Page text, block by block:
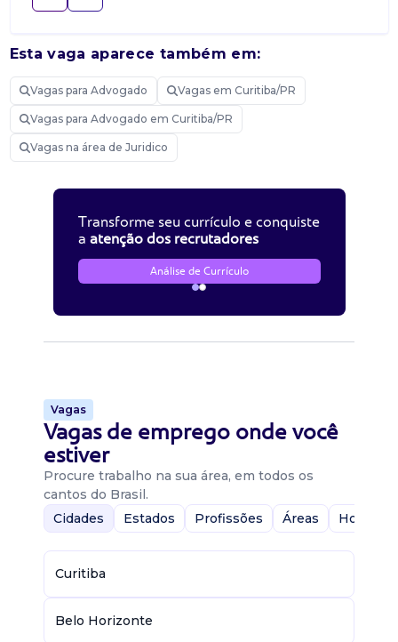
Esta vaga aparece também em:
Vagas para Advogado Vagas em Curitiba/PR
Vagas para Advogado em Curitiba/PR
Vagas na área de Juridico
Transforme seu currículo e conquiste
a atenção dos recrutadores
Análise de Currículo
Vagas
Vagas de emprego onde você
estiver
Procure trabalho na sua área, em todos os
cantos do Brasil.
Cidades
Estados Profissões Áreas Home-
Curitiba
Belo Horizonte